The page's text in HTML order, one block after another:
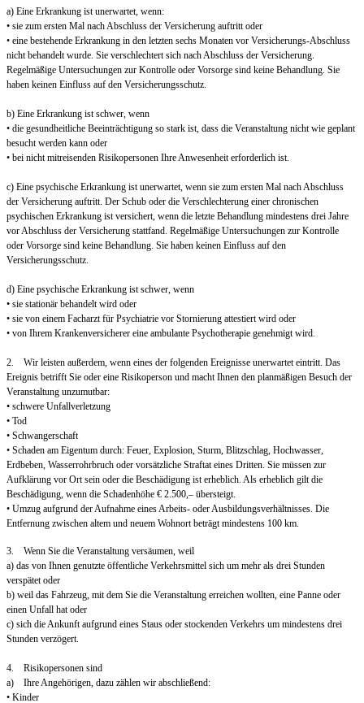
a) Eine Erkrankung ist unerwartet, wenn:
• sie zum ersten Mal nach Abschluss der Versicherung auftritt oder
• eine bestehende Erkrankung in den letzten sechs Monaten vor Versicherungs-Abschluss
nicht behandelt wurde. Sie verschlechtert sich nach Abschluss der Versicherung.
Regelmäßige Untersuchungen zur Kontrolle oder Vorsorge sind keine Behandlung. Sie
haben keinen Einfluss auf den Versicherungsschutz.
b) Eine Erkrankung ist schwer, wenn
• die gesundheitliche Beeinträchtigung so stark ist, dass die Veranstaltung nicht wie geplant
besucht werden kann oder
• bei nicht mitreisenden Risikopersonen Ihre Anwesenheit erforderlich ist.
c) Eine psychische Erkrankung ist unerwartet, wenn sie zum ersten Mal nach Abschluss
der Versicherung auftritt. Der Schub oder die Verschlechterung einer chronischen
psychischen Erkrankung ist versichert, wenn die letzte Behandlung mindestens drei Jahre
vor Abschluss der Versicherung stattfand. Regelmäßige Untersuchungen zur Kontrolle
oder Vorsorge sind keine Behandlung. Sie haben keinen Einfluss auf den
Versicherungsschutz.
d) Eine psychische Erkrankung ist schwer, wenn
• sie stationär behandelt wird oder
• sie von einem Facharzt für Psychiatrie vor Stornierung attestiert wird oder
• von Ihrem Krankenversicherer eine ambulante Psychotherapie genehmigt wird.
2. Wir leisten außerdem, wenn eines der folgenden Ereignisse unerwartet eintritt. Das
Ereignis betrifft Sie oder eine Risikoperson und macht Ihnen den planmäßigen Besuch der
Veranstaltung unzumutbar:
• schwere Unfallverletzung
• Tod
• Schwangerschaft
• Schaden am Eigentum durch: Feuer, Explosion, Sturm, Blitzschlag, Hochwasser,
Erdbeben, Wasserrohrbruch oder vorsätzliche Straftat eines Dritten. Sie müssen zur
Aufklärung vor Ort sein oder die Beschädigung ist erheblich. Als erheblich gilt die
Beschädigung, wenn die Schadenhöhe € 2.500,– übersteigt.
• Umzug aufgrund der Aufnahme eines Arbeits- oder Ausbildungsverhältnisses. Die
Entfernung zwischen altem und neuem Wohnort beträgt mindestens 100 km.
3. Wenn Sie die Veranstaltung versäumen, weil
a) das von Ihnen genutzte öffentliche Verkehrsmittel sich um mehr als drei Stunden
verspätet oder
b) weil das Fahrzeug, mit dem Sie die Veranstaltung erreichen wollten, eine Panne oder
einen Unfall hat oder
c) sich die Ankunft aufgrund eines Staus oder stockenden Verkehrs um mindestens drei
Stunden verzögert.
4. Risikopersonen sind
a) Ihre Angehörigen, dazu zählen wir abschließend:
• Kinder